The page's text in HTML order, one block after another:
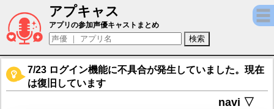
アプキャス
ジェームズ・モリアーティ（声優：伊東健
アプリの参加声優キャストまとめ
7/23 ログイン機能に不具合が発生していました。現在
は復旧しています
navi ▽